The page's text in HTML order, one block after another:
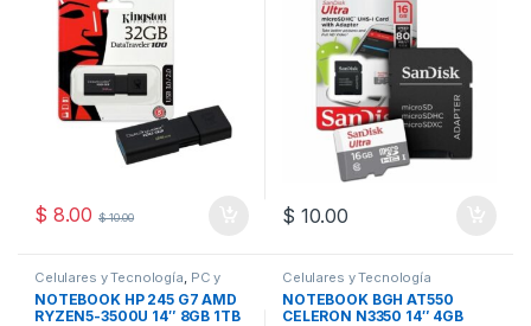
$ 8.00 $10.00 $ 10.00
Celulares y Tecnología, PC y
Notebooks
NOTEBOOK HP 245 G7 AMD
RYZEN5-3500U 14″ 8GB 1TB
Celulares y Tecnología
NOTEBOOK BGH AT550
CELERON N3350 14″ 4GB